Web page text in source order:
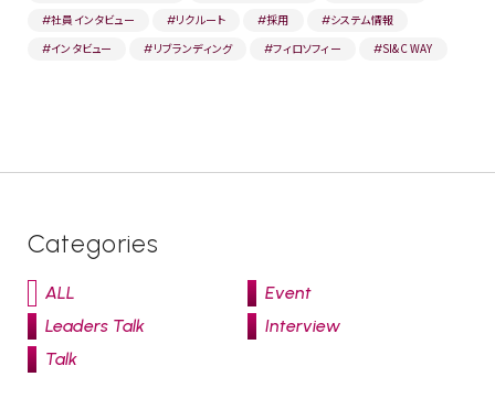
#社員インタビュー #リクルート #採用 #システム情報
#インタビュー #リブランディング #フィロソフィー #SI&C WAY
Categories
ALL
Event
Leaders Talk
Interview
Talk